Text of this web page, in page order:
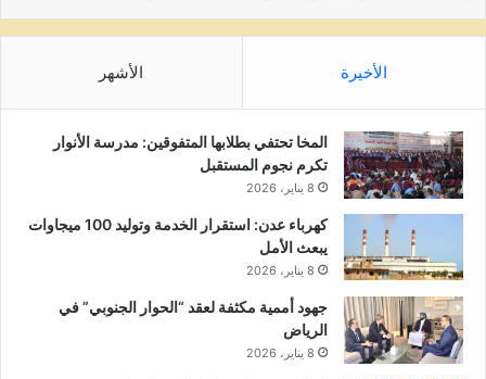
الأخيرة الأشهر
المخا تحتفي بطلابها المتفوقين: مدرسة الأنوار
تكرم نجوم المستقبل
8 يناير، 2026
كهرباء عدن: استقرار الخدمة وتوليد 100 ميجاوات
يبعث الأمل
8 يناير، 2026
جهود أممية مكثفة لعقد “الحوار الجنوبي” في
الرياض
8 يناير، 2026